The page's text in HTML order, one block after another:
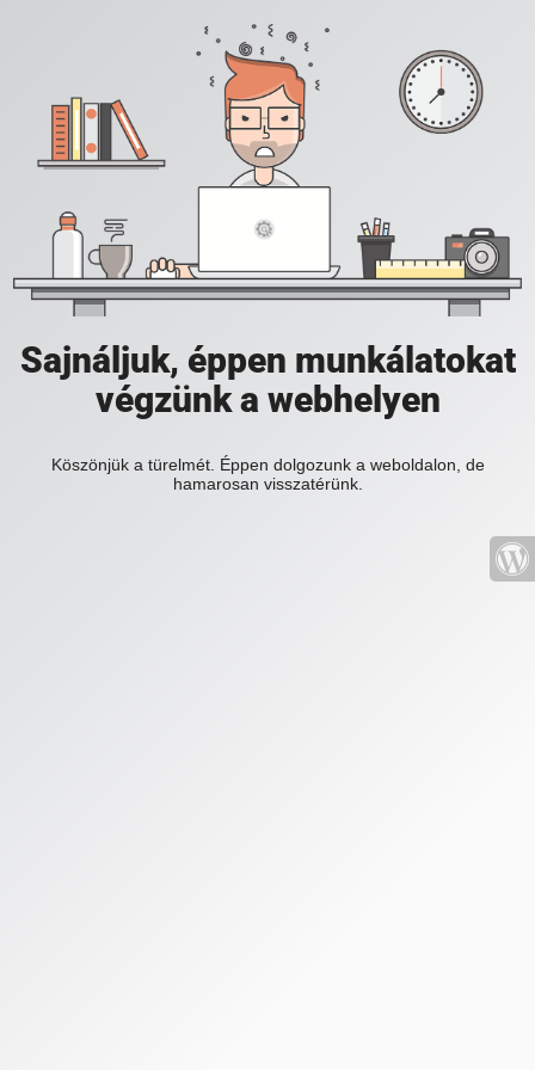
Sajnáljuk, éppen munkálatokat
végzünk a webhelyen
Köszönjük a türelmét. Éppen dolgozunk a weboldalon, de
hamarosan visszatérünk.